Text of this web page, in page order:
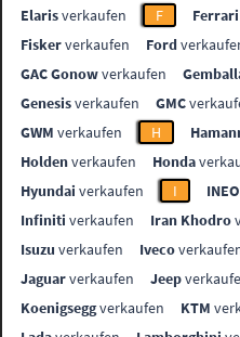
Elarisverkaufen F Ferrari
Fiskerverkaufen Ford
GAC Gonowverkaufen
Genesisverkaufen GMC
GWM verkaufen H
Holdenverkaufen Honda
Hyundai verkaufen I
Infiniti verkaufen Iran Khodro
Isuzu verkaufen Iveco
Jaguarverkaufen Jeep
Koenigseggverkaufen KTM